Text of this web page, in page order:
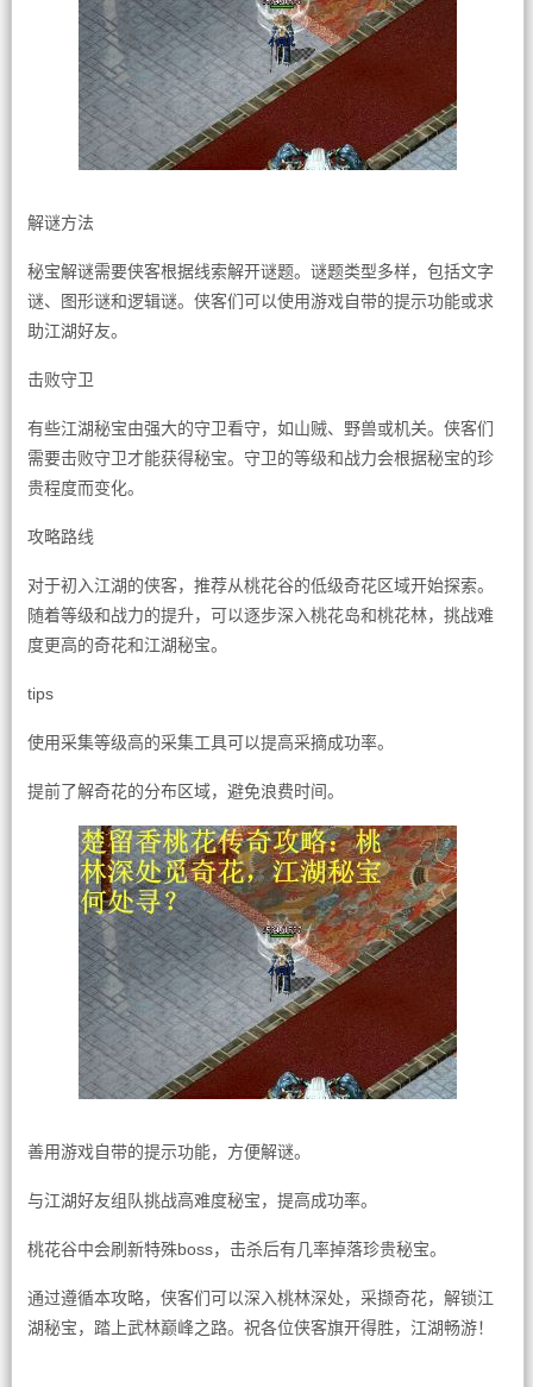
解谜方法
秘宝解谜需要侠客根据线索解开谜题。谜题类型多样，包括文字
谜、图形谜和逻辑谜。侠客们可以使用游戏自带的提示功能或求
助江湖好友。
击败守卫
有些江湖秘宝由强大的守卫看守，如山贼、野兽或机关。侠客们
需要击败守卫才能获得秘宝。守卫的等级和战力会根据秘宝的珍
贵程度而变化。
攻略路线
对于初入江湖的侠客，推荐从桃花谷的低级奇花区域开始探索。
随着等级和战力的提升，可以逐步深入桃花岛和桃花林，挑战难
度更高的奇花和江湖秘宝。
tips
使用采集等级高的采集工具可以提高采摘成功率。
提前了解奇花的分布区域，避免浪费时间。
善用游戏自带的提示功能，方便解谜。
与江湖好友组队挑战高难度秘宝，提高成功率。
桃花谷中会刷新特殊boss，击杀后有几率掉落珍贵秘宝。
通过遵循本攻略，侠客们可以深入桃林深处，采撷奇花，解锁江
湖秘宝，踏上武林巅峰之路。祝各位侠客旗开得胜，江湖畅游！